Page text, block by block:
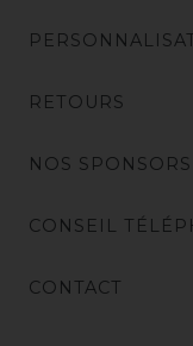
RETOURS
NOS SPONSORS
CONSEIL
CONTACT